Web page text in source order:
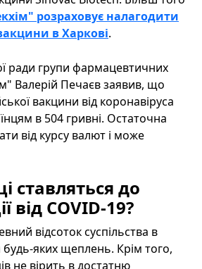
розраховує налагодити
в Харкові.
ради групи фармацевтичних
Валерій Печаєв заявив, що
вакцини від коронавіруса
в 504 гривні. Остаточна
від курсу валют і може
ставляться до
від COVID-19?
відсоток суспільства в
яких щеплень. Крім того,
не вірить в достатню